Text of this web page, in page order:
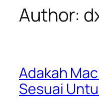
Author:
Adakah
Sesuai